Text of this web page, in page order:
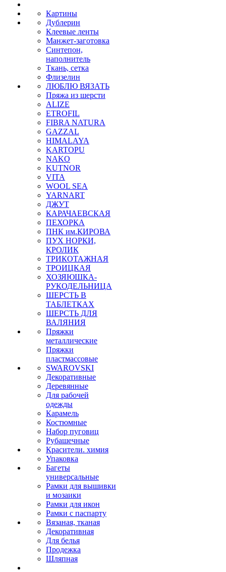
Картины
Дублерин
Клеевые ленты
Манжет-заготовка
Синтепон,
наполнитель
Ткань, сетка
Флизелин
ЛЮБЛЮ ВЯЗАТЬ
Пряжа из шерсти
ALIZE
ETROFIL
FIBRA NATURA
GAZZAL
HIMALAYA
KARTOPU
NAKO
KUTNOR
VITA
WOOL SEA
YARNART
ДЖУТ
КАРАЧАЕВСКАЯ
ПЕХОРКА
ПНК им.КИРОВА
ПУХ НОРКИ,
КРОЛИК
ТРИКОТАЖНАЯ
ТРОИЦКАЯ
ХОЗЯЮШКА-
РУКОДЕЛЬНИЦА
ШЕРСТЬ В
ТАБЛЕТКАХ
ШЕРСТЬ ДЛЯ
ВАЛЯНИЯ
Пряжки
металлические
Пряжки
пластмассовые
SWAROVSKI
Декоративные
Деревянные
Для рабочей
одежды
Карамель
Костюмные
Набор пуговиц
Рубашечные
Красители. химия
Упаковка
Багеты
универсальные
Рамки для вышивки
и мозаики
Рамки для икон
Рамки с паспарту
Вязаная, тканая
Декоративная
Для белья
Продежка
Шляпная